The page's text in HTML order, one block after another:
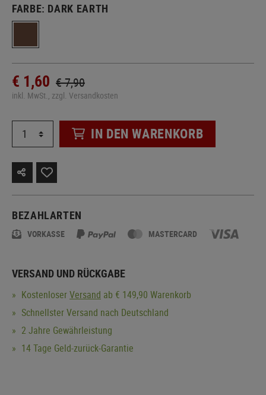
FARBE: DARK EARTH
€ 1,60 € 7,90
inkl. MwSt., zzgl. Versandkosten
IN DEN WARENKORB
BEZAHLARTEN
VORKASSE MASTERCARD
VERSAND UND RÜCKGABE
KostenloserVersand ab € 149,90 Warenkorb
Schnellster Versand nach Deutschland
2 Jahre Gewährleistung
14 Tage Geld-zurück-Garantie